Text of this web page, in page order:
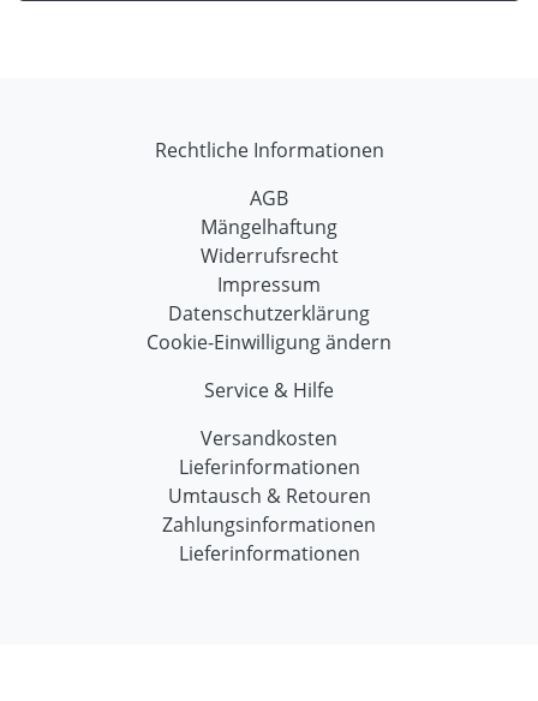
Rechtliche Informationen
AGB
Mängelhaftung
Widerrufsrecht
Impressum
Datenschutzerklärung
Cookie-Einwilligung ändern
Service & Hilfe
Versandkosten
Lieferinformationen
Umtausch & Retouren
Zahlungsinformationen
Lieferinformationen